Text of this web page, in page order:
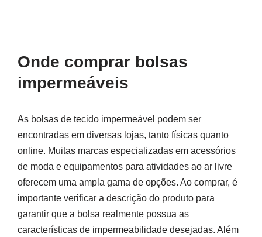
Onde comprar bolsas
impermeáveis
As bolsas de tecido impermeável podem ser
encontradas em diversas lojas, tanto físicas quanto
online. Muitas marcas especializadas em acessórios
de moda e equipamentos para atividades ao ar livre
oferecem uma ampla gama de opções. Ao comprar, é
importante verificar a descrição do produto para
garantir que a bolsa realmente possua as
características de impermeabilidade desejadas. Além